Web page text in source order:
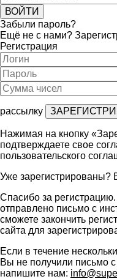
Забыли пароль?
Ещё не с нами?
Регистрация
рассылку
Нажимая на кнопку
подтверждаете свое
пользовательского
Уже зарегистрированы?
Спасибо за
отправлено письмо с
сможете закончить
сайта для
Если в течение
Вы не получили письмо
напишите нам: